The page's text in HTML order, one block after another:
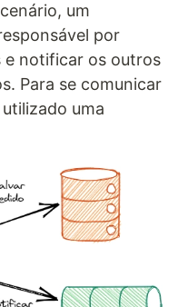
um
por
e notificar os outros
Para se comunicar
uma